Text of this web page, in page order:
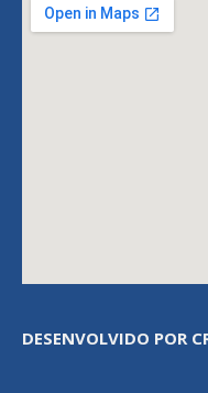
DESENVOLVIDO POR